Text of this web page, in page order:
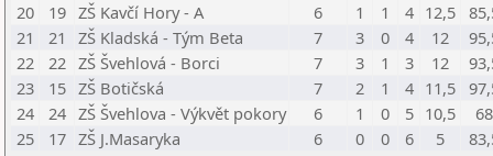
20
19 ZŠ Kavčí Hory - A 6 1 1 4 12,5
21
21 ZŠ Kladská - Tým Beta 7 3 0 4 12
22
22 ZŠ Švehlová - Borci 7 3 1 3 12
23
15 ZŠ Botičská 7 2 1 4 11,5
24
24 ZŠ Švehlova - Výkvět pokory 6 1 0 5 10,5
68
25
17 ZŠ J.Masaryka 6 0 0 6 5